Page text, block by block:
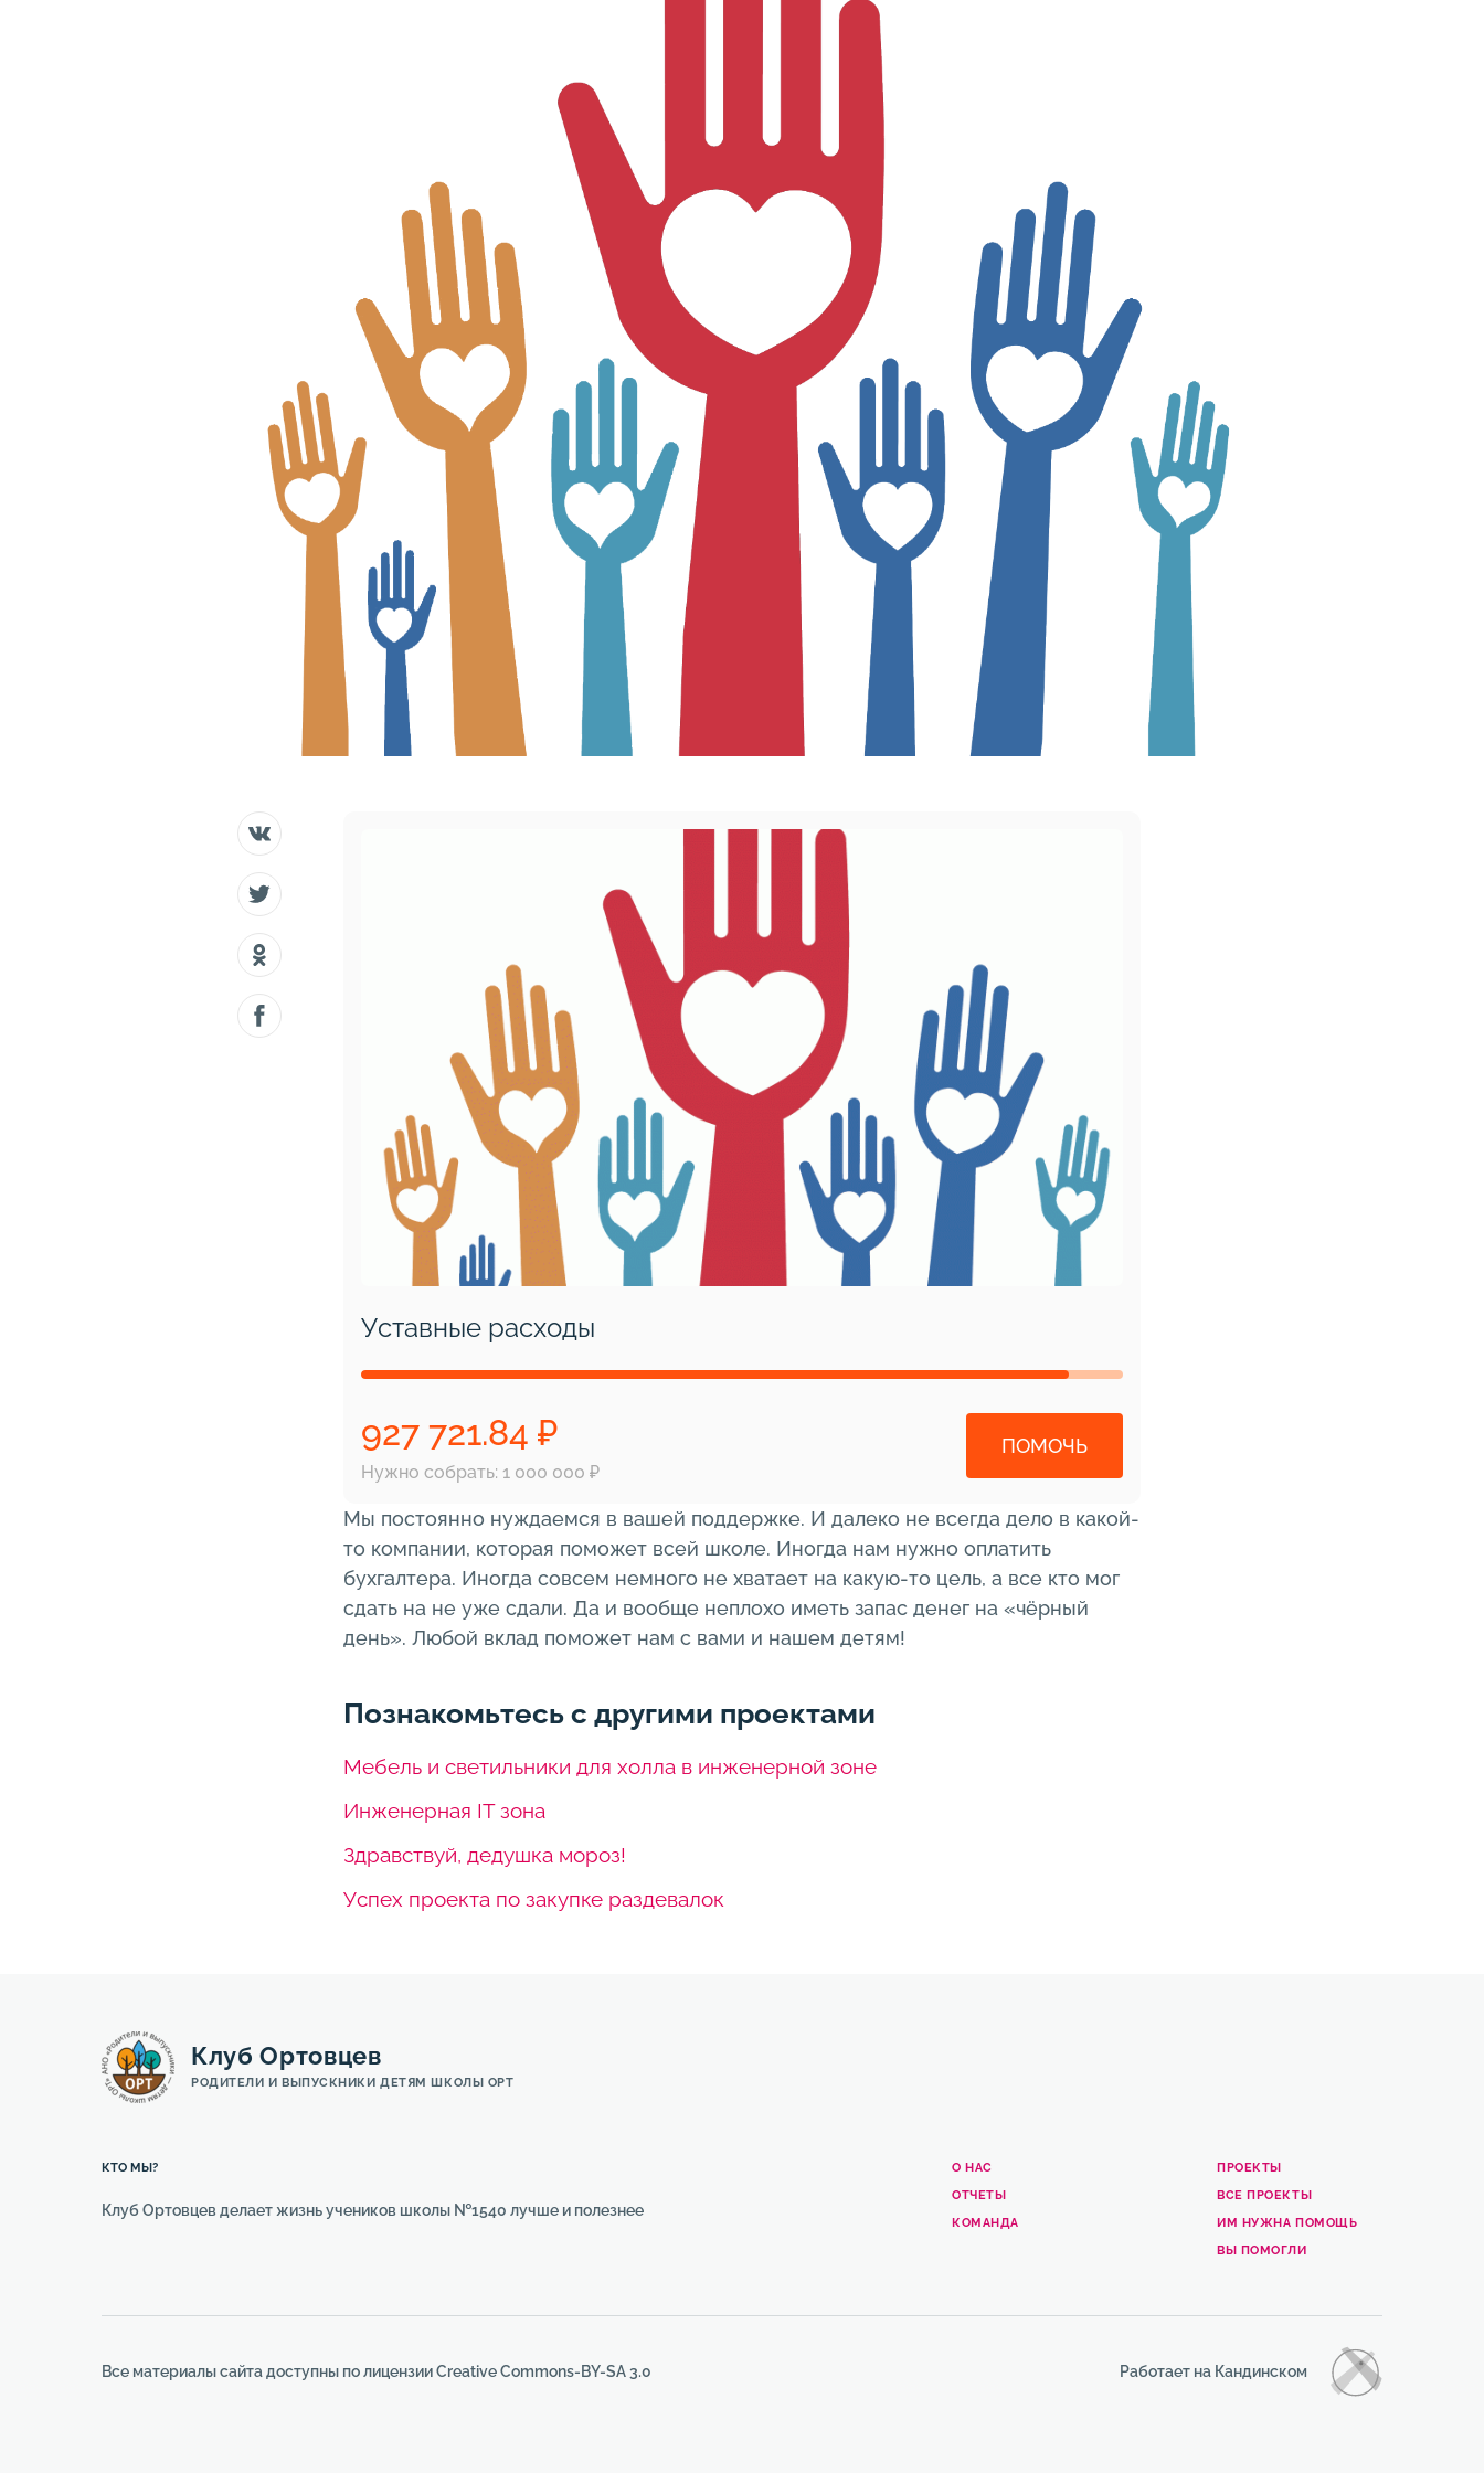
Уставные расходы
927 721.84 ₽
Нужно собрать: 1 000 000 ₽
ПОМОЧЬ
Мы постоянно нуждаемся в вашей поддержке. И далеко не всегда дело в какой-
то компании, которая поможет всей школе. Иногда нам нужно оплатить
бухгалтера. Иногда совсем немного не хватает на какую-то цель, а все кто мог
сдать на не уже сдали. Да и вообще неплохо иметь запас денег на «чёрный
день». Любой вклад поможет нам с вами и нашем детям!
Познакомьтесь с другими проектами
Мебель и светильники для холла в инженерной зоне
Инженерная IT зона
Здравствуй, дедушка мороз!
Успех проекта по закупке раздевалок
Клуб Ортовцев
РОДИТЕЛИ И ВЫПУСКНИКИ ДЕТЯМ ШКОЛЫ ОРТ
КТО МЫ?
Клуб Ортовцев делает жизнь учеников школы №1540 лучше и полезнее
О НАС
ОТЧЕТЫ
КОМАНДА
ПРОЕКТЫ
ВСЕ ПРОЕКТЫ
ИМ НУЖНА ПОМОЩЬ
ВЫ ПОМОГЛИ
Все материалы сайта доступны по лицензииCreative Commons-BY-SA 3.0 Работает на Кандинском